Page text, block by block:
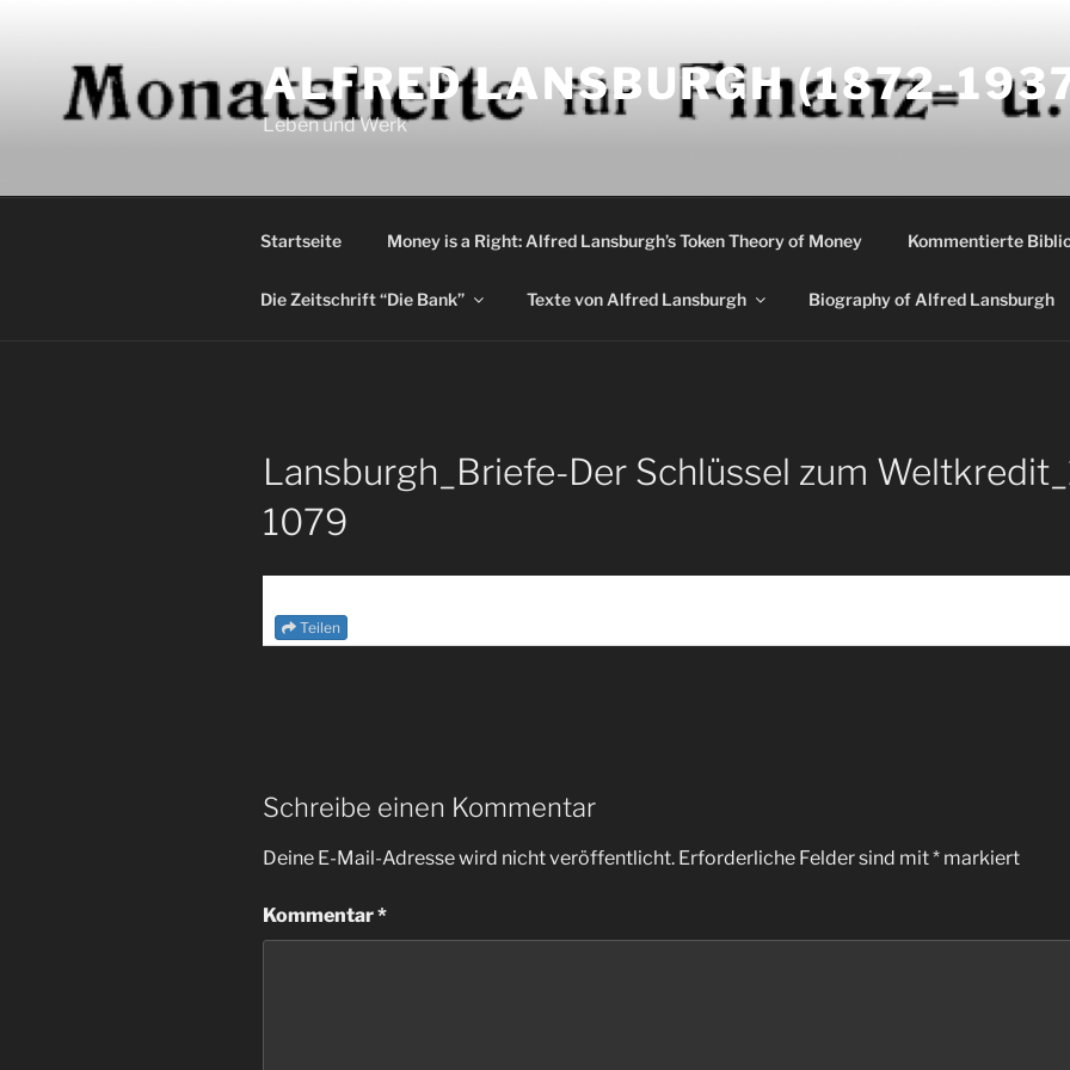
springen
ALFRED LANSBURGH (1872-
Leben und Werk
Startseite Money is a Right: Alfred Lansburgh’s Token Theory of Money Kommentierte
Die Zeitschrift “Die Bank” Texte von Alfred Lansburgh Biography of Alfred Lansburgh
Lansburgh_Briefe-Der Schlüssel zum
1079
Teilen
Schreibe einen Kommentar
Deine E-Mail-Adresse wird nicht veröffentlicht. Erforderliche Felder sind mit* markiert
Kommentar*